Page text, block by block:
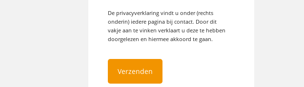
De privacyverklaring vindt u onder (rechts
onderin) iedere pagina bij contact. Door dit
vakje aan te vinken verklaart u deze te hebben
doorgelezen en hiermee akkoord te gaan.